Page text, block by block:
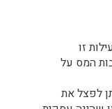
זו
המס על
לפצל את